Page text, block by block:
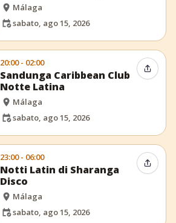
Málaga
sabato, ago 15, 2026
20:00 - 02:00
Sandunga Caribbean Club
Notte Latina
Málaga
sabato, ago 15, 2026
23:00 - 06:00
Notti Latin di Sharanga
Disco
Málaga
sabato, ago 15, 2026